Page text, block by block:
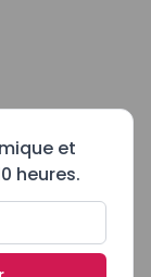
et
heures.